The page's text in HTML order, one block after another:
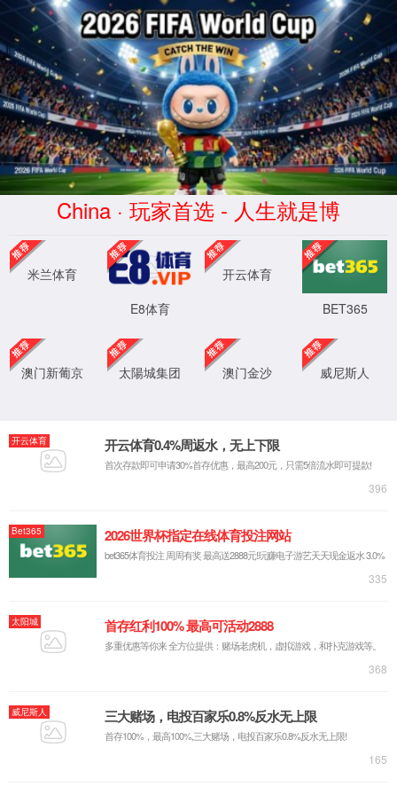
rayban雷竞技(股份)有限公司-
Official website
不存在此内容！
如果您的浏览器没有自动跳转，请点击这里
XML 地图